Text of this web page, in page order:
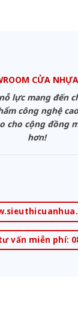
CỬA
lực mang đến
công nghệ
cho cộng đồng
hơn!
vấn miễn phí: